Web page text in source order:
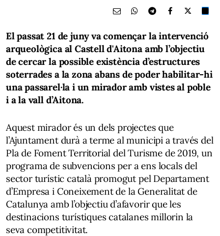
El passat 21 de juny va començar la intervenció
arqueològica al Castell d'Aitona amb l’objectiu
de cercar la possible existència d’estructures
soterrades a la zona abans de poder habilitar-hi
una passarel·la i un mirador amb vistes al poble
i a la vall d’Aitona.
Aquest mirador és un dels projectes que
l’Ajuntament durà a terme al municipi a través del
Pla de Foment Territorial del Turisme de 2019, un
programa de subvencions per a ens locals del
sector turístic català promogut pel Departament
d’Empresa i Coneixement de la Generalitat de
Catalunya amb l’objectiu d’afavorir que les
destinacions turístiques catalanes millorin la
seva competitivitat.